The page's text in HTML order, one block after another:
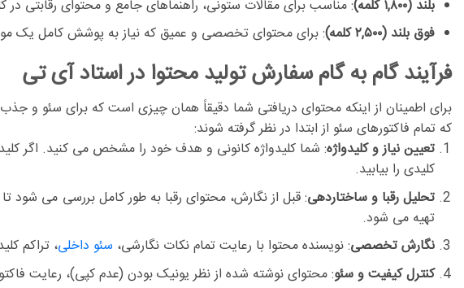
بلند (۱,۸۰۰ کلمه)
:مناسب برای مقالات ستونی، راهنماهای جامع و محتوای رقابتی
فوق بلند (۲,۵۰۰ کلمه)
:برای محتوای تخصصی و عمیق که نیاز به پوشش کامل یک
فرآیند گام به گام سفارش تولید محتوا در استاد آی تی
برای اطمینان از اینکه محتوای دریافتی شما دقیقاً همان چیزی است که برای سئو و
که تمام فاکتورهای سئو از ابتدا در نظر گرفته شوند:
تعیین نیاز و کلیدواژه:شما کلیدواژه کانونی و هدف خود را مشخص می کنید. اگر
کلیدی را بیابید.
تحلیل رقبا و ساختاردهی:
تهیه می شود.
نگارش تخصصی:نویسنده محتوا با رعایت تمام نکات نگارشی، سئو داخلی، تراکم
کنترل کیفیت و سئو:محتوای نوشته شده از نظر یونیک بودن (عدم کپی)، رعایت